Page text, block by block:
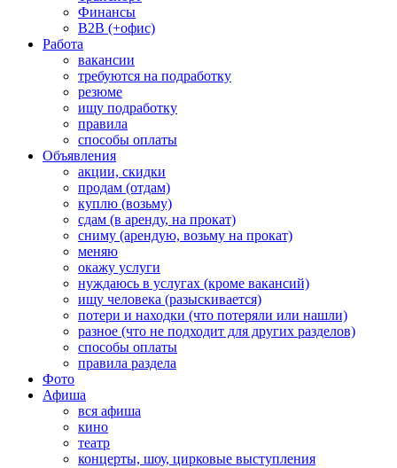
Финансы
B2B (+офис)
Работа
вакансии
требуются на подработку
резюме
ищу подработку
правила
способы оплаты
Объявления
акции, скидки
продам (отдам)
куплю (возьму)
сдам (в аренду, на прокат)
сниму (арендую, возьму на прокат)
меняю
окажу услуги
нуждаюсь в услугах (кроме вакансий)
ищу человека (разыскивается)
потери и находки (что потеряли или нашли)
разное (что не подходит для других разделов)
способы оплаты
правила раздела
Фото
Афиша
вся афиша
кино
театр
концерты, шоу, цирковые выступления